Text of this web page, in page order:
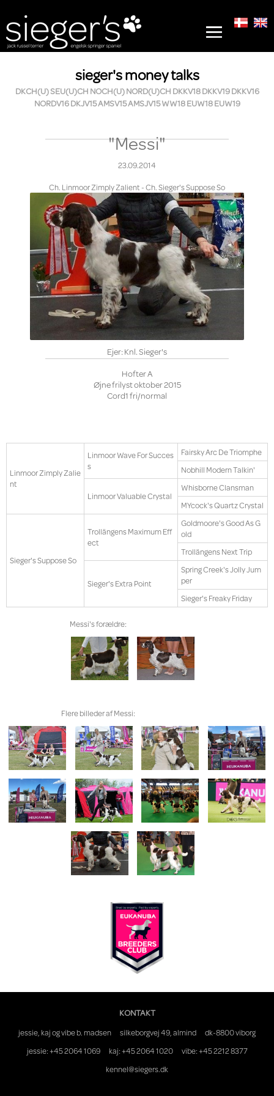
sieger's money talks
DKCH(U) SEU(U)CH NOCH(U) NORD(U)CH DKKV18 DKKV19 DKKV16
NORDV16 DKJV15 AMSV15 AMSJV15 WW18 EUW18 EUW19
"Messi"
23.09.2014
Ch. Linmoor Zimply Zalient - Ch. Sieger's Suppose So
Ejer: Knl. Sieger's
Hofter A
Øjne frilyst oktober 2015
Cord1 fri/normal
Linmoor Zimply Zalie
nt
Linmoor Wave For Succes
s
Fairsky Arc De Triomphe
Nobhill Modern Talkin'
Linmoor Valuable Crystal
Whisborne Clansman
MYcock's Quartz Crystal
Sieger's Suppose So
Trollängens Maximum Eff
ect
Goldmoore's Good As G
old
Trollängens Next Trip
Sieger's Extra Point
Spring Creek's Jolly Jum
per
Sieger's Freaky Friday
Messi's forældre:
Flere billeder af Messi:
KONTAKT
jessie, kaj og vibe b. madsen silkeborgvej 49, almind
dk-8800 viborg
jessie: +45 2064 1069
kaj: +45 2064 1020
vibe: +45 2212 8377
kennel@siegers.dk